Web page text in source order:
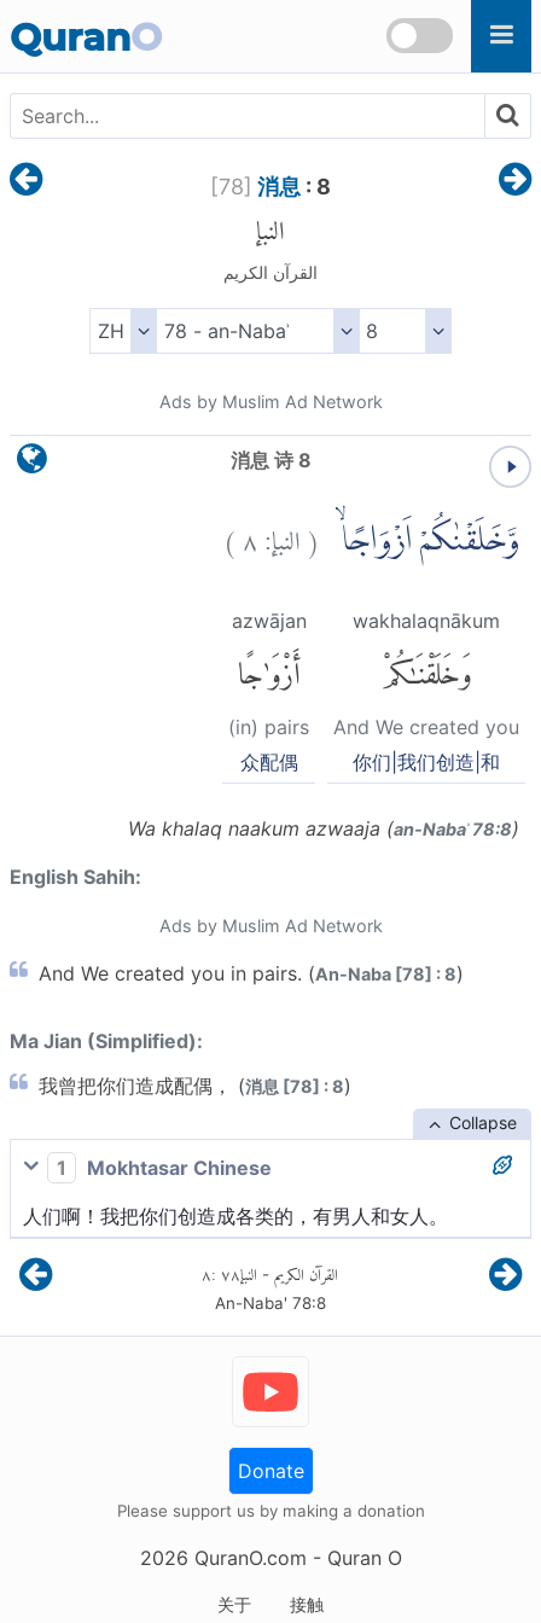
QuranO
[78] 消息: 8
النبإ
القرآن الكريم
Ads by Muslim Ad Network
消息 诗 8
وَّخَلَقْنٰكُمْ اَزْوَاجًاۙ (النبإ:٨)
wakhalaqnākum
وَخَلَقْنَٰكُمْ
And We created you
你们|我们创造|和
azwājan
أَزْوَٰجًا
(in) pairs
众配偶
Wa khalaq naakum azwaaja (an-Nabaʾ 78:8)
English Sahih:
Ads by Muslim Ad Network
And We created you in pairs. (An-Naba [78] : 8)
Ma Jian (Simplified):
我曾把你们造成配偶， (消息 [78] : 8)
Collapse
1
Mokhtasar Chinese
人们啊！我把你们创造成各类的，有男人和女人。
القرآن الكريم - النبإ٧٨:٨
An-Naba' 78:8
Donate
Please support us by making a donation
2026 QuranO.com - Quran O
关于 接触